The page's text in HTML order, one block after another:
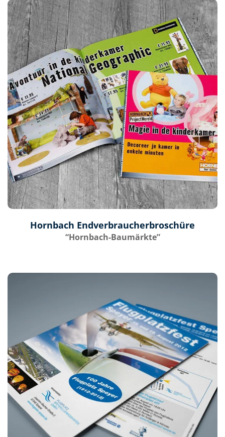
Hornbach Endverbraucherbroschüre
“Hornbach-Baumärkte”